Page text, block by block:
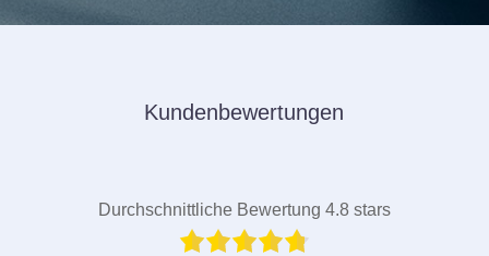
Kundenbewertungen
Durchschnittliche Bewertung 4.8 stars